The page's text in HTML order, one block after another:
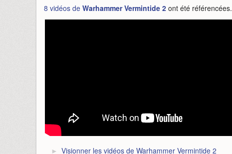
8 vidéos de Warhammer Vermintide 2 ont été référencées.
Visionner les vidéos de Warhammer Vermintide 2